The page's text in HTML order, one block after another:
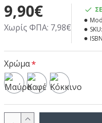
9,90€
Χωρίς ΦΠΑ: 7,98€
SKU:
Χρώμα